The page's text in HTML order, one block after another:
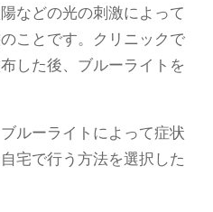
などの光の刺激によって
ことです。クリニックで
した後、ブルーライトを
ルーライトによって症状
宅で行う方法を選択した